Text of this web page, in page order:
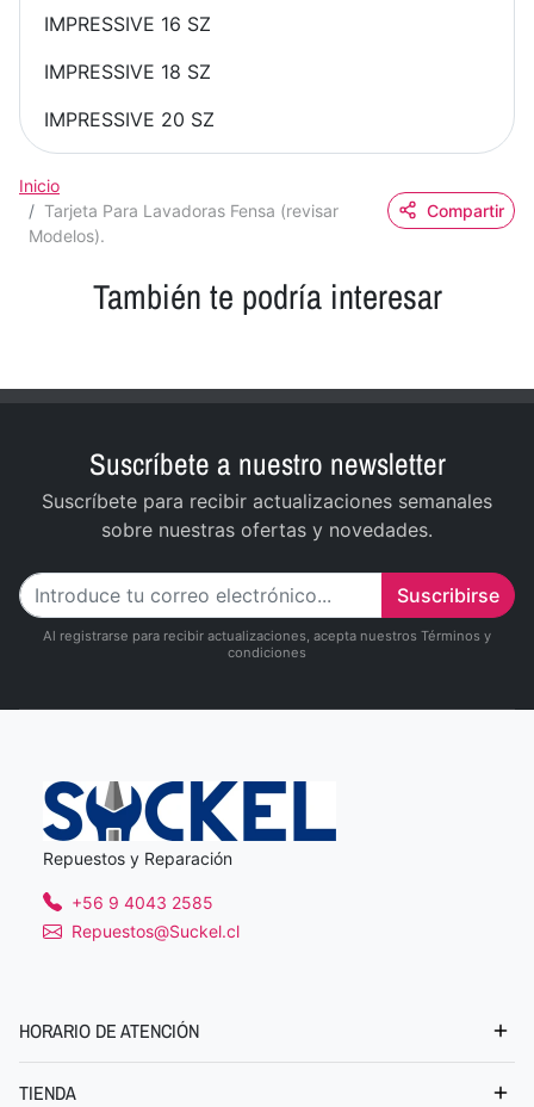
IMPRESSIVE 16 SZ
IMPRESSIVE 18 SZ
IMPRESSIVE 20 SZ
Inicio
Tarjeta Para Lavadoras Fensa (revisar
Modelos).
Compartir
También te podría interesar
Suscríbete a nuestro newsletter
Suscríbete para recibir actualizaciones semanales
sobre nuestras ofertas y novedades.
Suscribirse
Al registrarse para recibir actualizaciones, acepta nuestros Términos y
condiciones
Repuestos y Reparación
+56 9 4043 2585
Repuestos@Suckel.cl
HORARIO DE ATENCIÓN
TIENDA